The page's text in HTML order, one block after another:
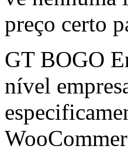
preço certo
GT BOGO
nível